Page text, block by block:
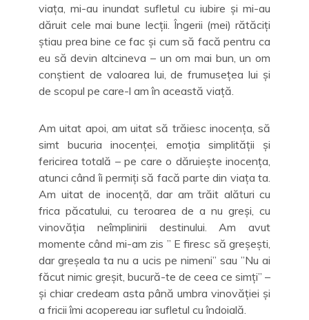
viața, mi-au inundat sufletul cu iubire și mi-au
dăruit cele mai bune lecții. Îngerii (mei) rătăciți
știau prea bine ce fac și cum să facă pentru ca
eu să devin altcineva – un om mai bun, un om
conștient de valoarea lui, de frumusețea lui și
de scopul pe care-l am în această viață.
Am uitat apoi, am uitat să trăiesc inocența, să
simt bucuria inocenței, emoția simplității și
fericirea totală – pe care o dăruiește inocența,
atunci când îi permiți să facă parte din viața ta.
Am uitat de inocență, dar am trăit alături cu
frica păcatului, cu teroarea de a nu greși, cu
vinovăția neîmplinirii destinului. Am avut
momente când mi-am zis ” E firesc să greșești,
dar greșeala ta nu a ucis pe nimeni” sau ”Nu ai
făcut nimic greșit, bucură-te de ceea ce simți” –
și chiar credeam asta până umbra vinovăției și
a fricii îmi acopereau iar sufletul cu îndoială.